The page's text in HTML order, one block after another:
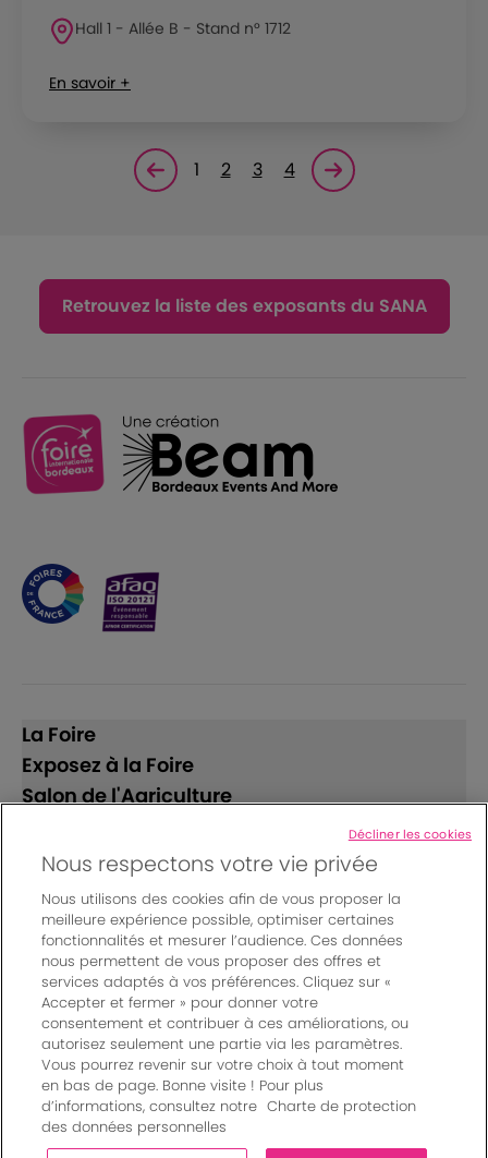
Hall 1 - Allée B - Stand n° 1712
En savoir +
Page précédente
1 2 3 4 Page suivante<
Retrouvez la liste des exposants du SANA
La Foire
Exposez à la Foire
Salon de l'Agriculture
Suivez-nous
© Bordeaux Events And More | Rue Jean Samazeuilh - CS
20088 - 33070 Bordeaux cedex - France
Mentions légales|
Règlement général des manifestations
Un événement organisé par Bordeaux Events And More
Charte de protection des données personnelles
Nous respectons votre vie privée
Nous utilisons des cookies afin de vous proposer la
meilleure expérience possible, optimiser certaines
fonctionnalités et mesurer l’audience. Ces données
nous permettent de vous proposer des offres et
services adaptés à vos préférences. Cliquez sur «
Accepter et fermer » pour donner votre
consentement et contribuer à ces améliorations, ou
autorisez seulement une partie via les paramètres.
Vous pourrez revenir sur votre choix à tout moment
en bas de page. Bonne visite ! Pour plus
d’informations, consultez notre Charte de protection
des données personnelles
Décliner les cookies